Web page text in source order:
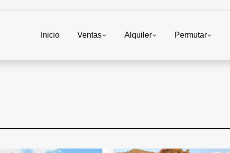
Inicio Ventas Alquiler Permutar